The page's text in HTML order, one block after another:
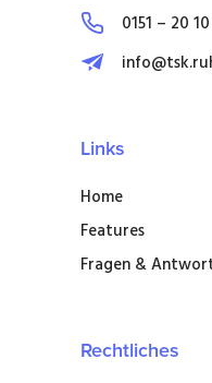
0151 – 20
Links
Home
Features
Fragen &
Rechtliches